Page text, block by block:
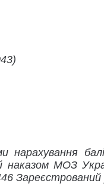
нарахування
наказом МОЗ